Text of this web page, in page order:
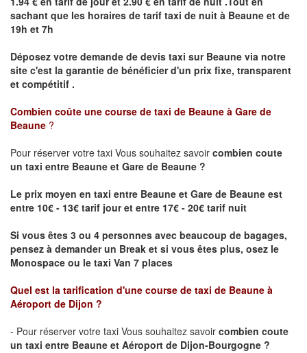
sachant que les horaires de tarif taxi de nuit à Beaune et de
19h et 7h
Déposez votre demande de devis taxi sur Beaune via notre
site c'est la garantie de bénéficier d'un prix fixe, transparent
et compétitif .
Combien coûte une course de taxi de Beaune à Gare de
Beaune ?
Pour réserver votre taxi Vous souhaitez savoir combien coute
un taxi entre Beaune et Gare de Beaune ?
Le prix moyen en taxi entre Beaune et Gare de Beaune est
entre 10€ - 13€ tarif jour et entre 17€ - 20€ tarif nuit
Si vous êtes 3 ou 4 personnes avec beaucoup de bagages,
pensez à demander un Break et si vous êtes plus, osez le
Monospace ou le taxi Van 7 places
Quel est la tarification d'une course de taxi de Beaune à
Aéroport de Dijon ?
- Pour réserver votre taxi Vous souhaitez savoir combien coute
un taxi entre Beaune et Aéroport de Dijon-Bourgogne ?